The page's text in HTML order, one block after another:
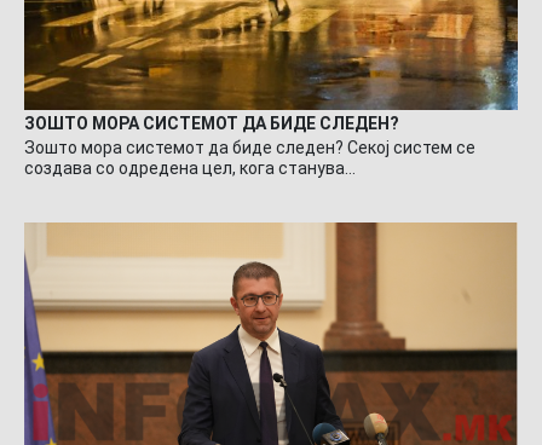
ЗОШТО МОРА СИСТЕМОТ ДА БИДЕ СЛЕДЕН?
Зошто мора системот да биде следен? Секој систем се
создава со одредена цел, кога станува…